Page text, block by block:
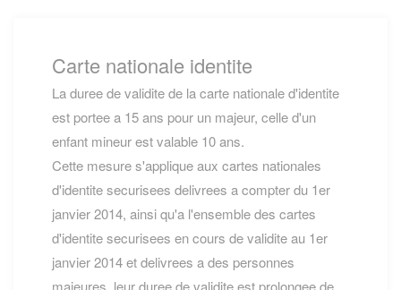
Carte nationale identite
La duree de validite de la carte nationale d'identite
est portee a 15 ans pour un majeur, celle d'un
enfant mineur est valable 10 ans.
Cette mesure s'applique aux cartes nationales
d'identite securisees delivrees a compter du 1er
janvier 2014, ainsi qu'a l'ensemble des cartes
d'identite securisees en cours de validite au 1er
janvier 2014 et delivrees a des personnes
majeures, leur duree de validite est prolongee de